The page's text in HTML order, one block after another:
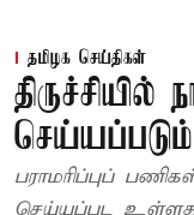
தமிழக செய்திகள்
பராமரிப்புப்
செய்யப்பட